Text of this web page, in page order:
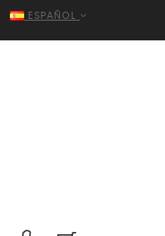
ESPAÑOL